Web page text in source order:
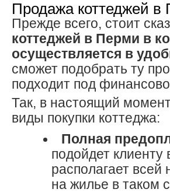
Продажа коттеджей в
Прежде всего, стоит
коттеджей в Перми в
осуществляется в
сможет подобрать ту
подходит под
Так, в настоящий
виды покупки коттеджа:
Полная
подойдет
располагает
на жилье в таком